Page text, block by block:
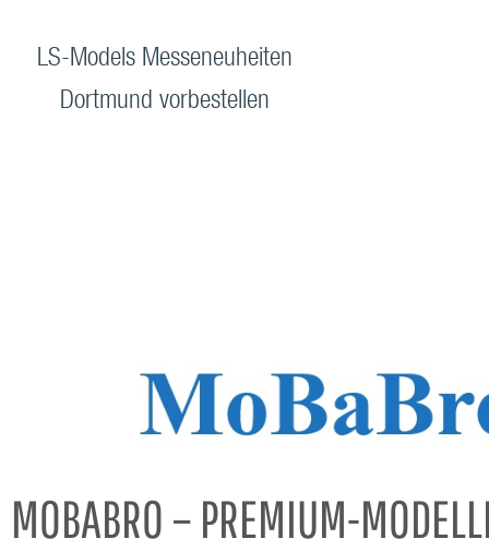
LS-Models Messeneuheiten
Dortmund vorbestellen
MOBABRO – PREMIUM-